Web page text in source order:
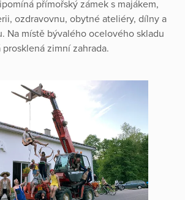
přímořský zámek s majákem,
ozdravovnu, obytné ateliéry, dílny a
Na místě bývalého ocelového skladu
zimní zahrada.